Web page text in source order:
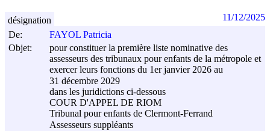
De:
FAYOL Patricia
Objet:
pour constituer la première liste nominative des
assesseurs des tribunaux pour enfants de la métropole et
exercer leurs fonctions du 1er janvier 2026 au
31 décembre 2029
dans les juridictions ci-dessous
COUR D'APPEL DE RIOM
Tribunal pour enfants de Clermont-Ferrand
Assesseurs suppléants
désignation 11/12/2025